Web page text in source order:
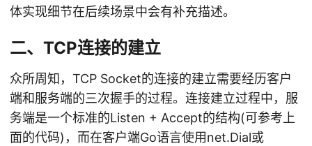
体实现细节在后续场景中会有补充描述。
二、TCP连接的建立
众所周知，TCP Socket的连接的建立需要经历客户
端和服务端的三次握手的过程。连接建立过程中，服
务端是一个标准的Listen + Accept的结构(可参考上
面的代码)，而在客户端Go语言使用net.Dial或